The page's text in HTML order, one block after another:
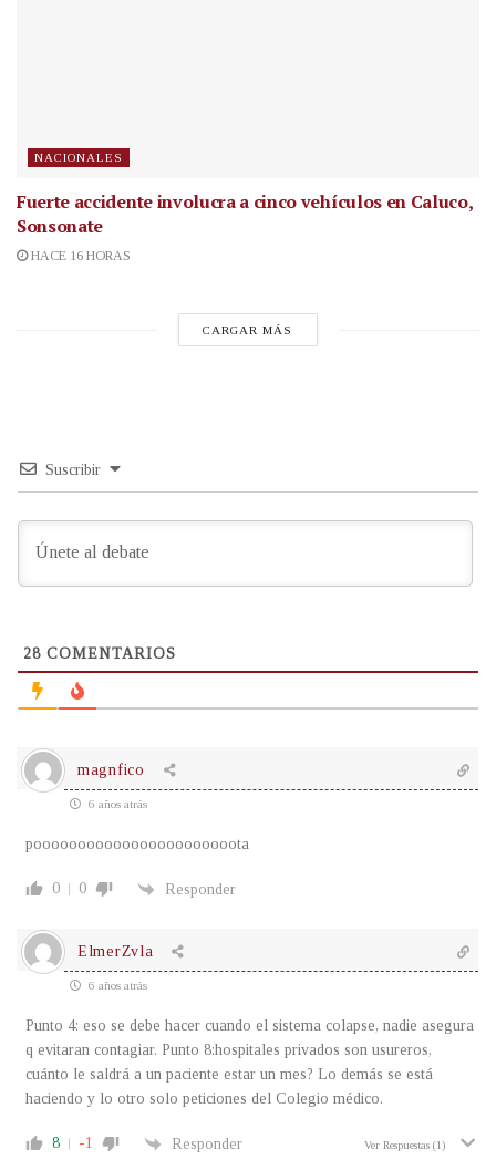
NACIONALES
Fuerte accidente involucra a cinco vehículos en Caluco,
Sonsonate
HACE 16 HORAS
CARGAR MÁS
Suscribir
28 COMENTARIOS
magnfico
6 años atrás
pooooooooooooooooooooooota
0 0 Responder
ElmerZvla
6 años atrás
Punto 4: eso se debe hacer cuando el sistema colapse, nadie asegura
q evitaran contagiar. Punto 8:hospitales privados son usureros,
cuánto le saldrá a un paciente estar un mes? Lo demás se está
haciendo y lo otro solo peticiones del Colegio médico.
8 -1 Responder Ver Respuestas (1)